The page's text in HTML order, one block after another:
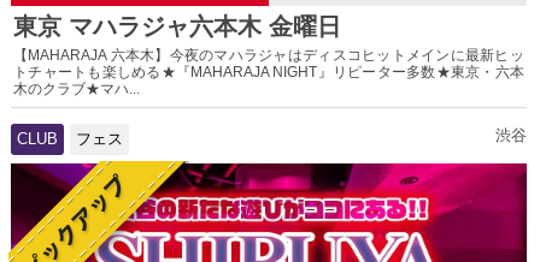
東京 マハラジャ六本木 金曜日
【MAHARAJA 六本木】今夜のマハラジャはディスコヒットメインに最新ヒッ
トチャートも楽しめる★『MAHARAJA NIGHT』リピーター多数★東京・六本
木のクラブ★マハ...
CLUB フェス 渋谷